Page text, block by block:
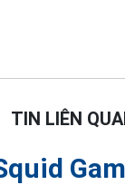
TIN LIÊN